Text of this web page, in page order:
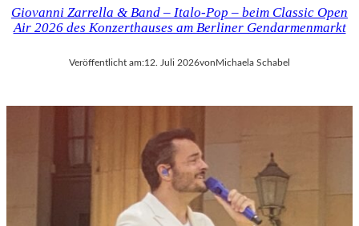
Giovanni Zarrella & Band – Italo-Pop – beim Classic Open
Air 2026 des Konzerthauses am Berliner Gendarmenmarkt
Veröffentlicht am:12. Juli 2026von Michaela Schabel